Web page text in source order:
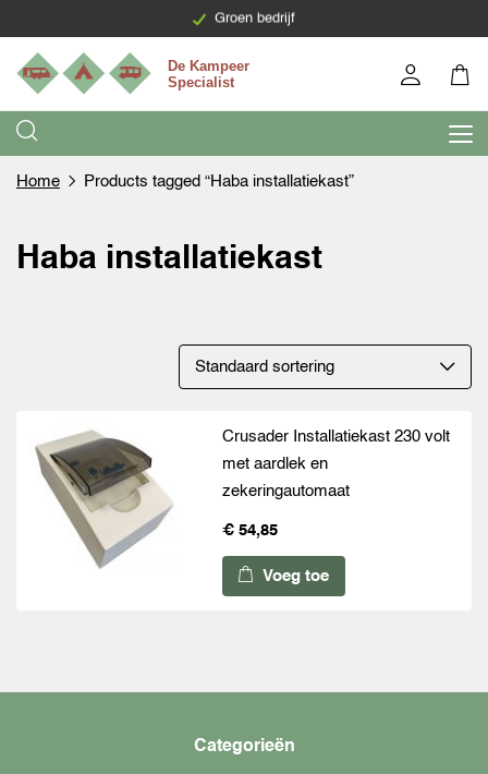
Groen bedrijf
Levering binnen 7 werkdagen
Home Products tagged “Haba installatiekast”
Haba installatiekast
Crusader Installatiekast 230 volt
met aardlek en
zekeringautomaat
€ 54,85
Voeg toe
Categorieën